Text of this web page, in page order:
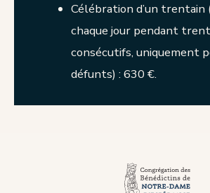
Célébration d’un trentain
chaque jour pendant
consécutifs, uniquement
défunts) : 630 €.